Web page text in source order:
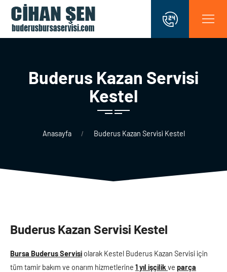
Buderus Kazan Servi̇si̇
Kestel
Anasayfa Buderus Kazan Servi̇si̇ Kestel
Buderus Kazan Servi̇si̇ Kestel
Bursa Buderus Servisi olarak Kestel Buderus Kazan Servisi için
tüm tamir bakım ve onarım hizmetlerine 1 yıl işçilik ve parça